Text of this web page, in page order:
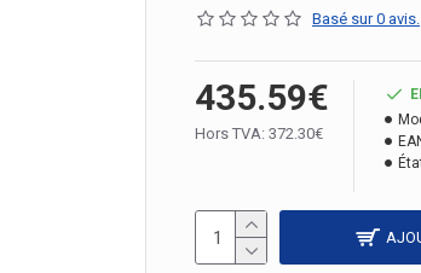
Basé sur 0 avis.
435.59€
Hors TVA: 372.30€